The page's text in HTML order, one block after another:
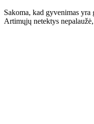
Sa­ko­ma, kad gy­ve­ni­mas
Ar­ti­mų­jų ne­tek­tys